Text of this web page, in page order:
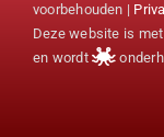
voorbehouden |
Deze website is met
en wordt